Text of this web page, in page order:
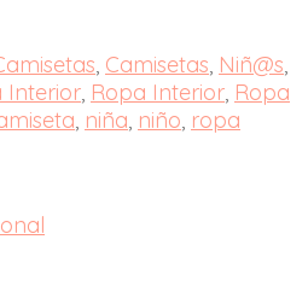
, Camisetas, Niñ@s,
Interior, Ropa Interior, Ropa
, niña, niño, ropa